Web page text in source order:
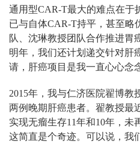
通用型CAR-T最大的难点在于
已与自体CAR-T持平，甚至略
队、沈琳教授团队合作推进胃
明年，我们还计划递交针对肝
请，肝癌项目是我一直心心念
2015年，我与仁济医院翟博教
两例晚期肝癌患者。翟教授最
实现无瘤生存11年和10年，未
这简直是个奇迹。可以说，我